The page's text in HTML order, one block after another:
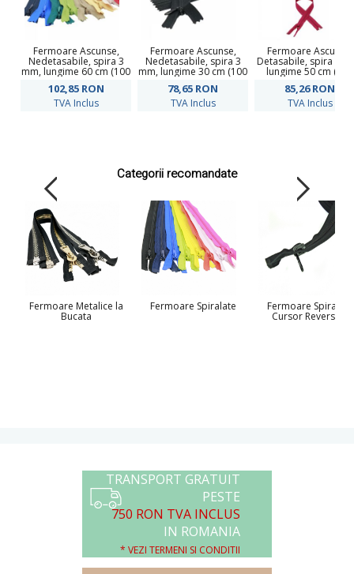
Fermoare Ascunse,
Nedetasabile, spira 3
mm, lungime 60 cm (100
102,85 RON
TVA Inclus
Fermoare Ascunse,
Nedetasabile, spira 3
mm, lungime 30 cm (100
78,65 RON
TVA Inclus
Fermoare Ascunse,
Detasabile, spira 3
lungime 50 cm (100
85,26RON
TVA Inclus
Categorii recomandate
Fermoare Metalice la
Bucata
Fermoare Spiralate Fermoare Spiralate
Cursor Reversibil
TRANSPORT GRATUIT
PESTE
750 RON TVA INCLUS
IN ROMANIA
* VEZI TERMENI SI CONDITII